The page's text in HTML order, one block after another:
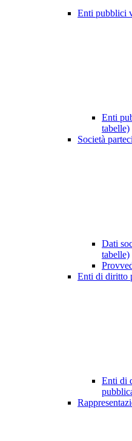
Enti pubblici
Enti
tabelle)
Società
Dati
tabelle)
Enti di diritto
Enti di